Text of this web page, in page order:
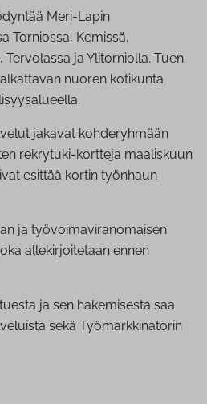
Meri-Lapin
Torniossa, Kemissä,
Tervolassa ja Ylitorniolla. Tuen
nuoren kotikunta
jakavat kohderyhmään
rekrytuki-kortteja maaliskuun
esittää kortin työnhaun
ja työvoimaviranomaisen
allekirjoitetaan ennen
ja sen hakemisesta saa
sekä Työmarkkinatorin